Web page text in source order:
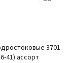
3701
41) ассорт